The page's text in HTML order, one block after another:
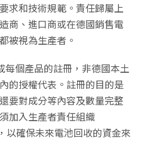
求和技術規範。責任歸屬上
商、進口商或在德國銷售電
被視為生產者。
每個產品的註冊，非德國本土
的授權代表。註冊的目的是
要對成分等內容及數量完整
加入生產者責任組織
以確保未來電池回收的資金來